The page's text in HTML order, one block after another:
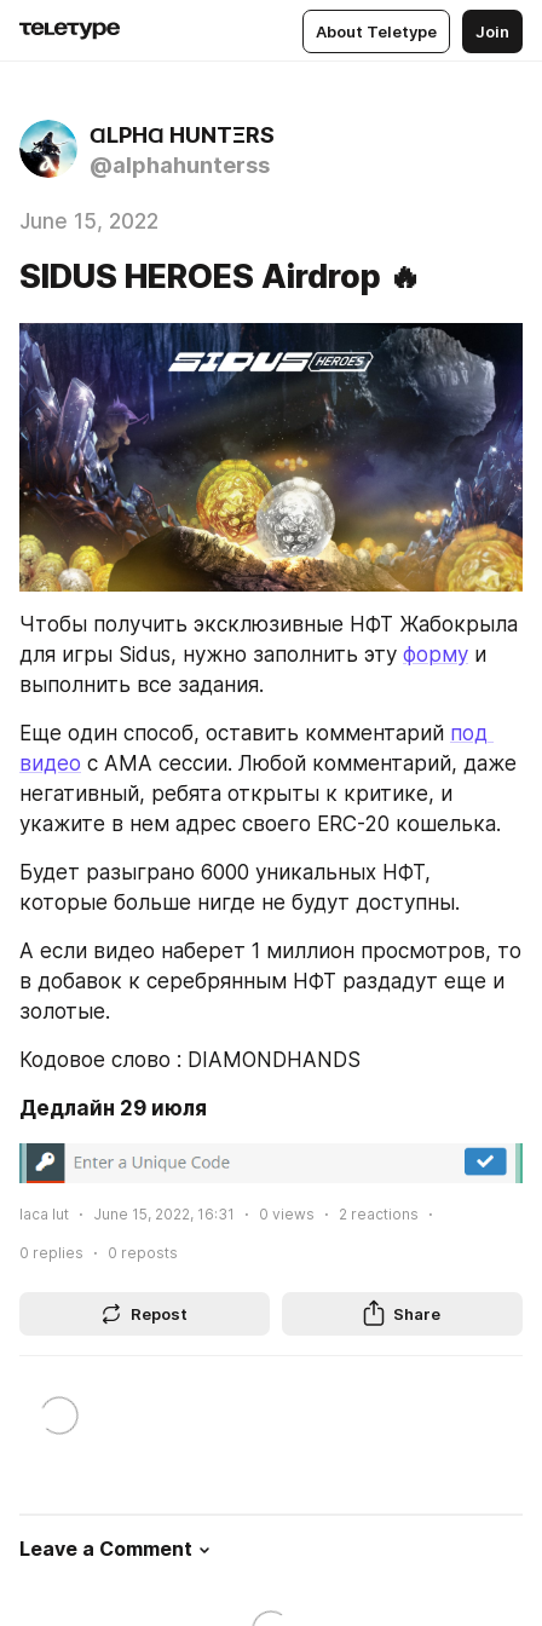
About Teletype Join
ⱭLPHⱭ HUNTΞRS
@alphahunterss
June 15, 2022
SIDUS HEROES Airdrop 🔥
Чтобы получить эксклюзивные НФТ Жабокрыла
для игры Sidus, нужно заполнить эту форму и
выполнить все задания.
Еще один способ, оставить комментарий под
видео с АМА сессии. Любой комментарий, даже
негативный, ребята открыты к критике, и
укажите в нем адрес своего ERC-20 кошелька.
Будет разыграно 6000 уникальных НФТ,
которые больше нигде не будут доступны.
А если видео наберет 1 миллион просмотров, то
в добавок к серебрянным НФТ раздадут еще и
золотые.
Кодовое слово : DIAMONDHANDS
Дедлайн 29 июля
laca lut June 15, 2022, 16:31 0 views 2 reactions
0 replies 0 reposts
Repost Share
Leave a Comment